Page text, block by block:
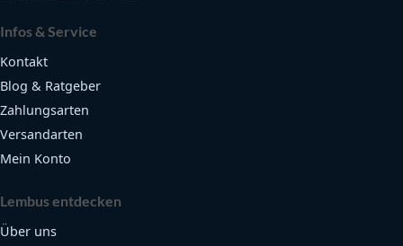
Infos & Service
Kontakt
Blog & Ratgeber
Zahlungsarten
Versandarten
Mein Konto
Lembus entdecken
Über uns